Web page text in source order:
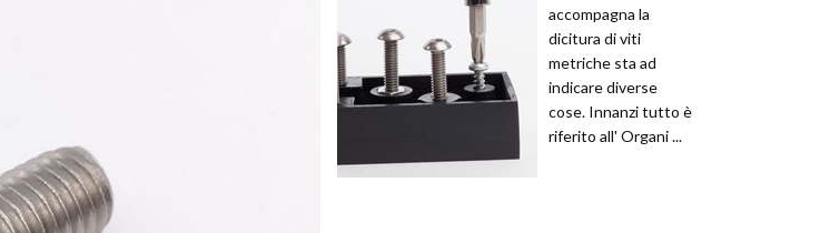
accompagna la
dicitura di viti
metriche sta ad
indicare diverse
cose. Innanzi tutto è
riferito all' Organi ...